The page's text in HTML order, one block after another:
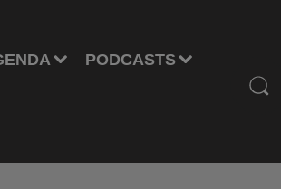
PODCASTS